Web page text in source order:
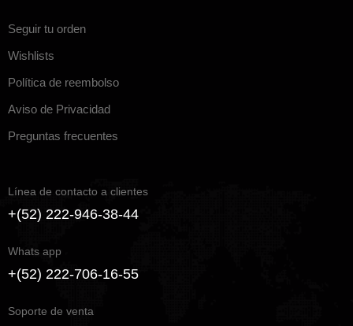
Seguir tu orden
Wishlists
Política de reembolso
Aviso de Privacidad
Preguntas frecuentes
Línea de contacto a clientes
+(52) 222-946-38-44
Whats app
+(52) 222-706-16-55
Soporte de venta